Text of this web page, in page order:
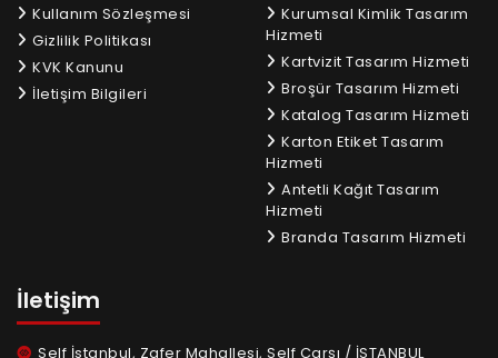
Kullanım Sözleşmesi
Gizlilik Politikası
KVK Kanunu
İletişim Bilgileri
Kurumsal Kimlik Tasarım
Hizmeti
Kartvizit Tasarım Hizmeti
Broşür Tasarım Hizmeti
Katalog Tasarım Hizmeti
Karton Etiket Tasarım
Hizmeti
Antetli Kağıt Tasarım
Hizmeti
Branda Tasarım Hizmeti
İletişim
Self İstanbul, Zafer Mahallesi, Self Çarşı / İSTANBUL